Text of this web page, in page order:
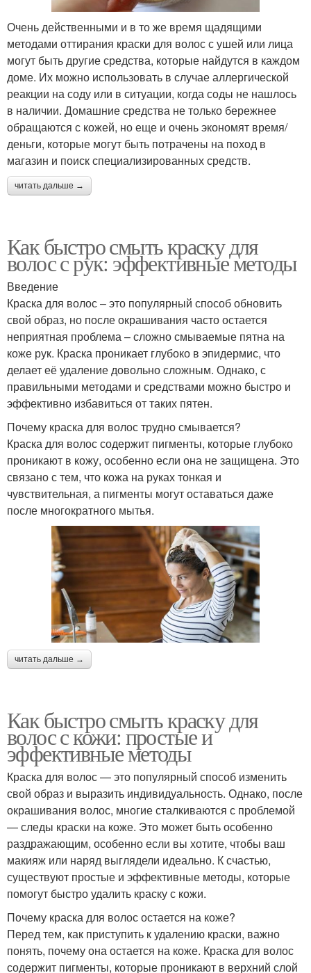
Очень действенными и в то же время щадящими
методами оттирания краски для волос с ушей или лица
могут быть другие средства, которые найдутся в каждом
доме. Их можно использовать в случае аллергической
реакции на соду или в ситуации, когда соды не нашлось
в наличии. Домашние средства не только бережнее
обращаются с кожей, но еще и очень экономят время/
деньги, которые могут быть потрачены на поход в
магазин и поиск специализированных средств.
читать дальше →
Как быстро смыть краску для
волос с рук: эффективные методы
Введение
Краска для волос – это популярный способ обновить
свой образ, но после окрашивания часто остается
неприятная проблема – сложно смываемые пятна на
коже рук. Краска проникает глубоко в эпидермис, что
делает её удаление довольно сложным. Однако, с
правильными методами и средствами можно быстро и
эффективно избавиться от таких пятен.
Почему краска для волос трудно смывается?
Краска для волос содержит пигменты, которые глубоко
проникают в кожу, особенно если она не защищена. Это
связано с тем, что кожа на руках тонкая и
чувствительная, а пигменты могут оставаться даже
после многократного мытья.
читать дальше →
Как быстро смыть краску для
волос с кожи: простые и
эффективные методы
Краска для волос — это популярный способ изменить
свой образ и выразить индивидуальность. Однако, после
окрашивания волос, многие сталкиваются с проблемой
— следы краски на коже. Это может быть особенно
раздражающим, особенно если вы хотите, чтобы ваш
макияж или наряд выглядели идеально. К счастью,
существуют простые и эффективные методы, которые
помогут быстро удалить краску с кожи.
Почему краска для волос остается на коже?
Перед тем, как приступить к удалению краски, важно
понять, почему она остается на коже. Краска для волос
содержит пигменты, которые проникают в верхний слой